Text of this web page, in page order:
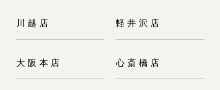
川越店 軽井沢店
大阪本店 心斎橋店